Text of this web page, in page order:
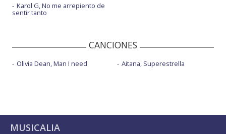
Karol G, No me arrepiento de
sentir tanto
CANCIONES
Olivia Dean, Man I need Aitana, Superestrella
MUSICALIA